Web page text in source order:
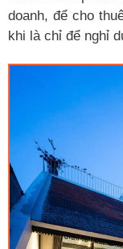
doanh, để cho
khi là chỉ để nghỉ